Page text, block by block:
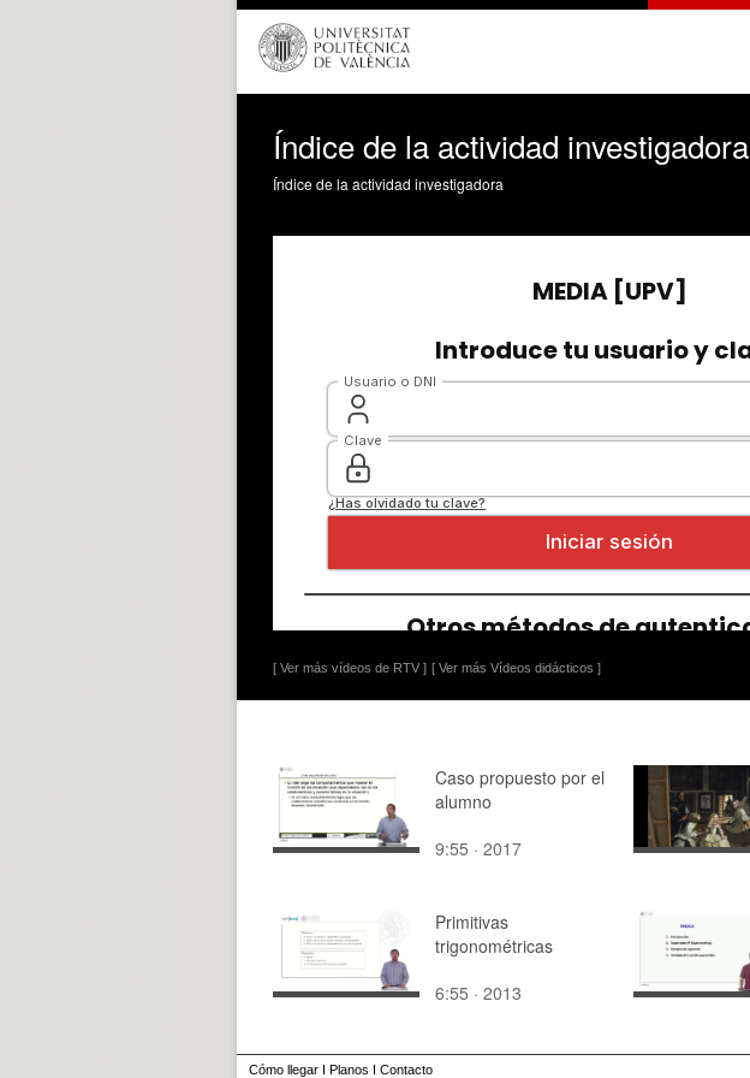
Índice de la actividad investigadora
Índice de la actividad investigadora
[ Ver más vídeos de RTV ] [ Ver más Vídeos didácticos ]
Caso propuesto por el
alumno
9:55 · 2017
Primitivas
trigonométricas
6:55 · 2013
Cómo llegar I Planos I Contacto